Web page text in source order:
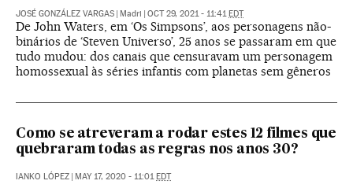
JOSÉ GONZÁLEZ VARGAS Madri OCT 29, 2021 - 11:41 EDT
De John Waters, em ‘Os Simpsons’, aos personagens não-
binários de ‘Steven Universo’, 25 anos se passaram em que
tudo mudou: dos canais que censuravam um personagem
homossexual às séries infantis com planetas sem gêneros
Como se atreveram a rodar estes 12 filmes que
quebraram todas as regras nos anos 30?
IANKO LÓPEZ MAY 17, 2020 - 11:01 EDT